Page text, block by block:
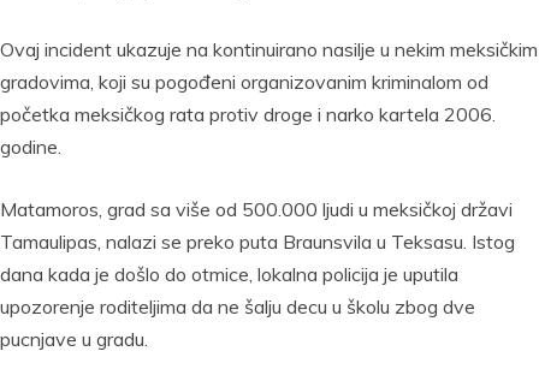
Ovaj incident ukazuje na kontinuirano nasilje u nekim meksičkim
gradovima, koji su pogođeni organizovanim kriminalom od
početka meksičkog rata protiv droge i narko kartela 2006.
godine.
Matamoros, grad sa više od 500.000 ljudi u meksičkoj državi
Tamaulipas, nalazi se preko puta Braunsvila u Teksasu. Istog
dana kada je došlo do otmice, lokalna policija je uputila
upozorenje roditeljima da ne šalju decu u školu zbog dve
pucnjave u gradu.